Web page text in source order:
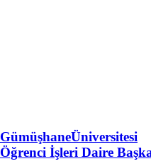
GümüşhaneÜniversitesi
Öğrenci İşleri Daire